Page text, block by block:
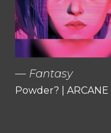
Fantasy
Powder? | ARCANE